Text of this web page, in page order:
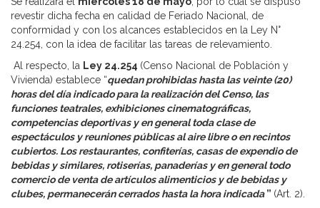
revestir dicha fecha en calidad de Feriado Nacional, de
conformidad y con los alcances establecidos en la Ley N°
24.254, con la idea de facilitar las tareas de relevamiento.
Al respecto, la Ley 24.254 (Censo Nacional de Población y
Vivienda) establece “quedan prohibidas hasta las veinte (20)
horas del día indicado para la realización del Censo, las
funciones teatrales, exhibiciones cinematográficas,
competencias deportivas y en general toda clase de
espectáculos y reuniones públicas al aire libre o en recintos
cubiertos. Los restaurantes, confiterías, casas de expendio de
bebidas y similares, rotiserías, panaderías y en general todo
comercio de venta de artículos alimenticios y de bebidas y
clubes, permanecerán cerrados hasta la hora indicada” (Art. 2).